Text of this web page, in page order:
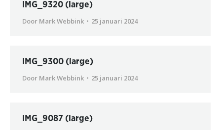
IMG_9320 (large)
Door Mark Webbink 25 januari 2024
IMG_9300 (large)
Door Mark Webbink 25 januari 2024
IMG_9087 (large)